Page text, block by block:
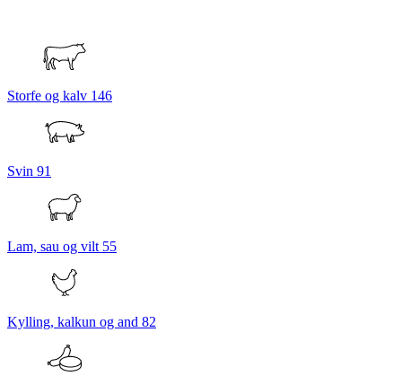
Storfe og kalv 146
Svin 91
Lam, sau og vilt 55
Kylling, kalkun og and 82